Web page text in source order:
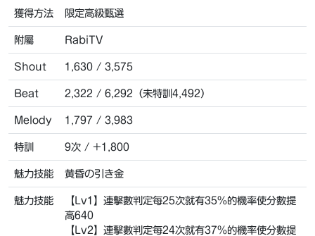
獲得方法 限定高級甄選
附屬 RabiTV
Shout 1,630 / 3,575
Beat 2,322 / 6,292（未特訓4,492）
Melody 1,797 / 3,983
特訓 9次 / +1,800
魅力技能 黄昏の引き金
魅力技能
【Lv1】連擊數判定每25次就有35%的機率使分數提
高640
【Lv2】連擊數判定每24次就有37%的機率使分數提